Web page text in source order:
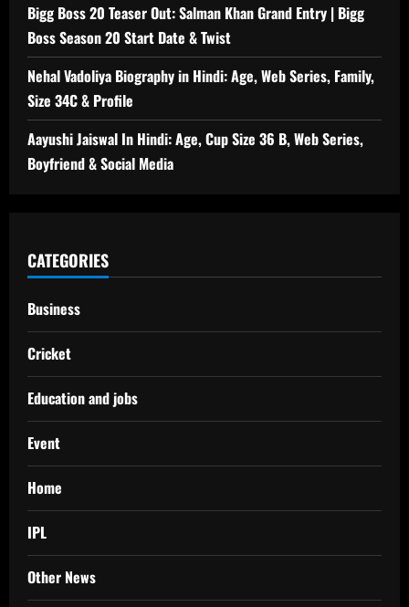
Bigg Boss 20 Teaser Out: Salman Khan Grand Entry | Bigg
Boss Season 20 Start Date & Twist
Nehal Vadoliya Biography in Hindi: Age, Web Series, Family,
Size 34C & Profile
Aayushi Jaiswal In Hindi: Age, Cup Size 36 B, Web Series,
Boyfriend & Social Media
CATEGORIES
Business
Cricket
Education and jobs
Event
Home
IPL
Other News